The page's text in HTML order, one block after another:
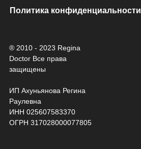
® 2010 - 2023 Regina
Doctor Все права
защищены
ИП Ахуньянова Регина
Раулевна
ИНН 025607583370
ОГРН 317028000077805
Политика конфиденциальности